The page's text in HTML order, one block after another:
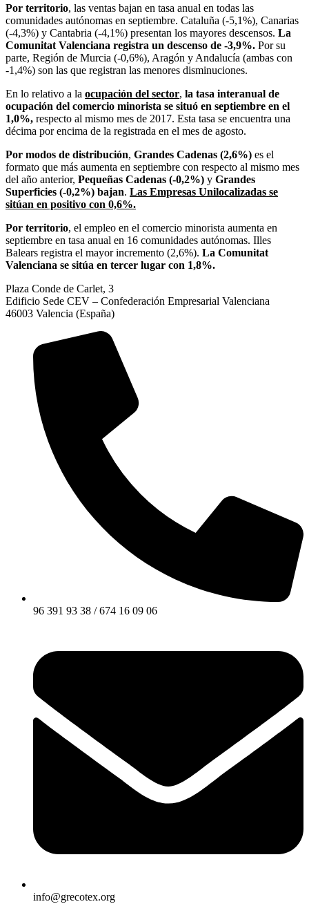
Por territorio, las ventas bajan en tasa anual en todas las
comunidades autónomas en septiembre. Cataluña (-5,1%), Canarias
(-4,3%) y Cantabria (-4,1%) presentan los mayores descensos. La
Comunitat Valenciana registra un descenso de -3,9%. Por su
parte, Región de Murcia (-0,6%), Aragón y Andalucía (ambas con
-1,4%) son las que registran las menores disminuciones.
En lo relativo a la ocupación del sector, la tasa interanual de
ocupación del comercio minorista se situó en septiembre en el
1,0%, respecto al mismo mes de 2017. Esta tasa se encuentra una
décima por encima de la registrada en el mes de agosto.
Por modos de distribución, Grandes Cadenas (2,6%) es el
formato que más aumenta en septiembre con respecto al mismo mes
del año anterior, Pequeñas Cadenas (-0,2%) y Grandes
Superficies (-0,2%) bajan. Las Empresas Unilocalizadas se
sitúan en positivo con 0,6%.
Por territorio, el empleo en el comercio minorista aumenta en
septiembre en tasa anual en 16 comunidades autónomas. Illes
Balears registra el mayor incremento (2,6%). La Comunitat
Valenciana se sitúa en tercer lugar con 1,8%.
Plaza Conde de Carlet, 3
Edificio Sede CEV – Confederación Empresarial Valenciana
46003 Valencia (España)
96 391 93 38 / 674 16 09 06
info@grecotex.org